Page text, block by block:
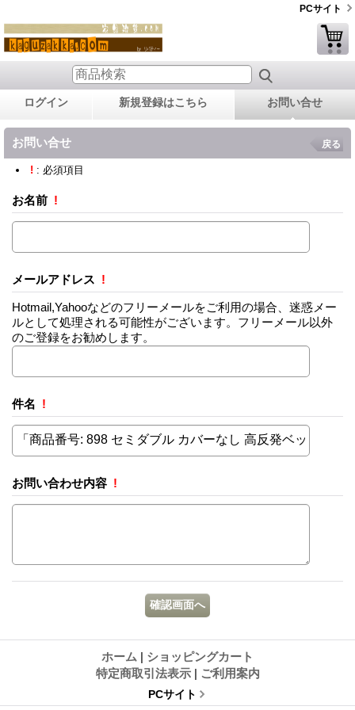
PCサイト
ログイン 新規登録はこちら お問い合せ
お問い合せ 戻る
! : 必須項目
お名前 !
メールアドレス !
Hotmail,Yahooなどのフリーメールをご利用の場合、迷惑メー
ルとして処理される可能性がございます。フリーメール以外
のご登録をお勧めします。
件名 !
お問い合わせ内容 !
ホーム | ショッピングカート
特定商取引法表示 | ご利用案内
PCサイト